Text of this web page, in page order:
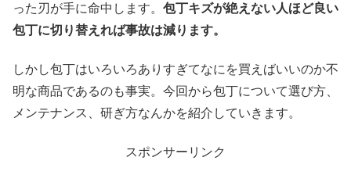
った刃が手に命中します。 包丁キズが絶えない人ほど良い
包丁に切り替えれば事故は減ります。
しかし包丁はいろいろありすぎてなにを買えばいいのか不
明な商品であるのも事実。今回から包丁について選び方、
メンテナンス、研ぎ方なんかを紹介していきます。
スポンサーリンク